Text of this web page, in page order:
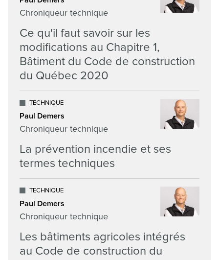
Chroniqueur technique
Ce qu'il faut savoir sur les
modifications au Chapitre 1,
Bâtiment du Code de construction
du Québec 2020
TECHNIQUE
Paul Demers
Chroniqueur technique
La prévention incendie et ses
termes techniques
TECHNIQUE
Paul Demers
Chroniqueur technique
Les bâtiments agricoles intégrés
au Code de construction du